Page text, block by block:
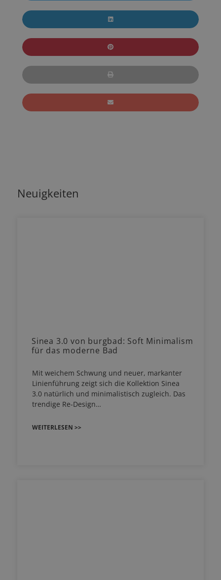
Neuigkeiten
Sinea 3.0 von burgbad: Soft Minimalism
für das moderne Bad
Mit weichem Schwung und neuer, markanter
Linienführung zeigt sich die Kollektion Sinea
3.0 natürlich und minimalistisch zugleich. Das
trendige Re-Design…
WEITERLESEN >>